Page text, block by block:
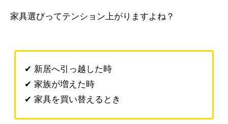
家具選びってテンション上がりますよね？
✔ 新居へ引っ越した時
✔ 家族が増えた時
✔ 家具を買い替えるとき